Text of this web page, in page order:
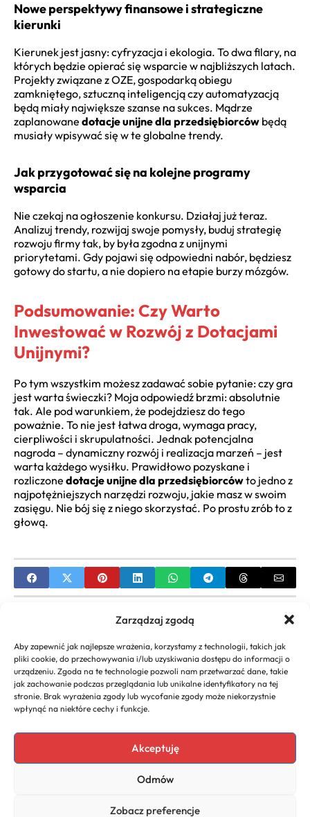
Zarządzaj zgodą
Aby zapewnić jak najlepsze wrażenia, korzystamy z technologii, takich jak
pliki cookie, do przechowywania i/lub uzyskiwania dostępu do informacji o
urządzeniu. Zgoda na te technologie pozwoli nam przetwarzać dane, takie
jak zachowanie podczas przeglądania lub unikalne identyfikatory na tej
stronie. Brak wyrażenia zgody lub wycofanie zgody może niekorzystnie
wpłynąć na niektóre cechy i funkcje.
Akceptuję
Odmów
Zobacz preferencje
Nowe perspektywy finansowe i strategiczne
kierunki
Kierunek jest jasny: cyfryzacja i ekologia. To dwa filary, na
których będzie opierać się wsparcie w najbliższych latach.
Projekty związane z OZE, gospodarką obiegu
zamkniętego, sztuczną inteligencją czy automatyzacją
będą miały największe szanse na sukces. Mądrze
zaplanowane dotacje unijne dla przedsiębiorców będą
musiały wpisywać się w te globalne trendy.
Jak przygotować się na kolejne programy
wsparcia
Nie czekaj na ogłoszenie konkursu. Działaj już teraz.
Analizuj trendy, rozwijaj swoje pomysły, buduj strategię
rozwoju firmy tak, by była zgodna z unijnymi
priorytetami. Gdy pojawi się odpowiedni nabór, będziesz
gotowy do startu, a nie dopiero na etapie burzy mózgów.
Podsumowanie: Czy Warto
Inwestować w Rozwój z Dotacjami
Unijnymi?
Po tym wszystkim możesz zadawać sobie pytanie: czy gra
jest warta świeczki? Moja odpowiedź brzmi: absolutnie
tak. Ale pod warunkiem, że podejdziesz do tego
poważnie. To nie jest łatwa droga, wymaga pracy,
cierpliwości i skrupulatności. Jednak potencjalna
nagroda – dynamiczny rozwój i realizacja marzeń – jest
warta każdego wysiłku. Prawidłowo pozyskane i
rozliczone dotacje unijne dla przedsiębiorcówto jedno z
najpotężniejszych narzędzi rozwoju, jakie masz w swoim
zasięgu. Nie bój się z niego skorzystać. Po prostu zrób to z
głową.
Dotacje Unijne po 30 Roku Życia | Przewodnik Jak
Zdobyć Fundusze
NEXT
Dotacje na założenie spółki z o.o. | Kompletny
Copyright 2026. All rights
Prywatności